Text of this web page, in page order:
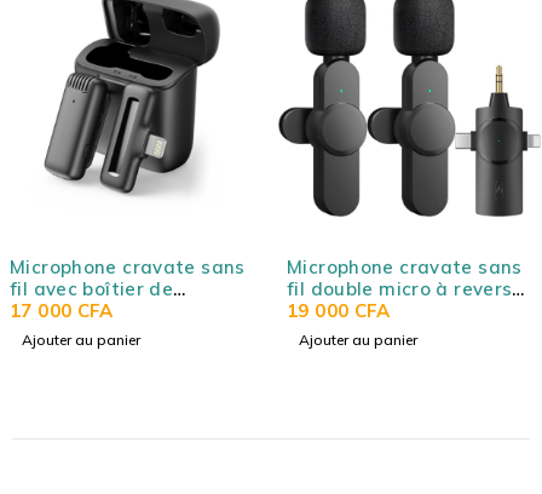
sans
seul
fil
Microphone cravate sans
fil double micro à revers
pour Camera, Android,
Ordinateur et IOS, Micros
TikTok, YouTube,
Ajouter au panier
Microphone
fil double
TikTok,
Ajouter au panier